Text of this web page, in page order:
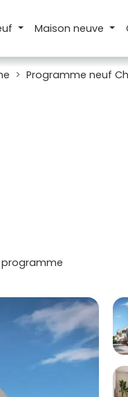
Maison neuve
Programme neuf